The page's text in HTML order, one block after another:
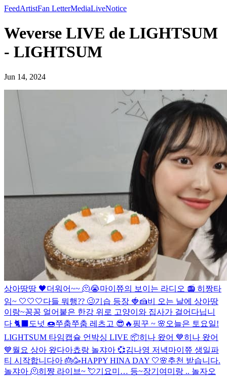
FeedArtistFan LetterMediaLiveNotice
Weverse LIVE de LIGHTSUM
- LIGHTSUM
Jun 14, 2024
상아땅땅 🖤더워어~~ 🫠😭마이쮸의 보이는 라디오 📻 히짱타
임~ 🤍🤍🤍다들 뭐행?? 🥴기습 등장 🍓🍰비 오는 날에 상아땅
이랑~꽁꽁 얼어붙은 한강 위로 고양이와 집사가 걸어다닙니
다 🐈‍⬛️
도넛 🍩쭈춤쭈춤 레츠고 😎🔥 핑꾸 ~ 🌸 오늘은 토요일!
LIGHTSUM 타임캡슐 언박싱 LIVE 📦히나 왔어 💙히나 왔어
💙월요 상아 왔다아쵸랑 놀쟈아 💞김나영 저녁마이쮸 생일파
티 시작합니다아 🎂🥳HAPPY HINA DAY 🤍🌸추천 받습니다.
놀쟈아 🫠히쨩 라이브~ 💘기요미… 등~장기여미랑 .. 놀자오